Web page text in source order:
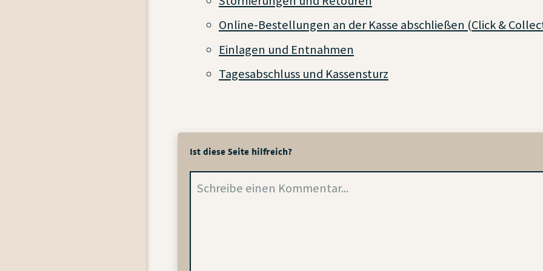
Online-Bestellungen an der Kasse abschließen (Click &
Einlagen und Entnahmen
Tagesabschluss und Kassensturz
Ist diese Seite hilfreich?